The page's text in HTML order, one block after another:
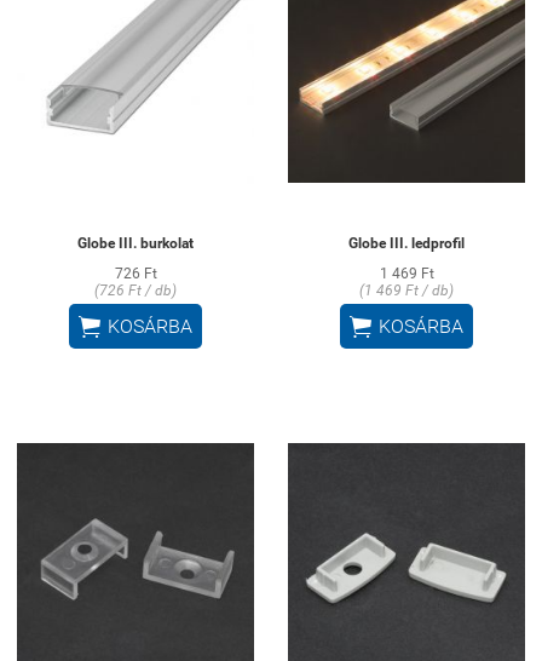
Globe III. burkolat
726 Ft
(726 Ft / db)
 KOSÁRBA
Globe III. ledprofil
1 469 Ft
(1 469 Ft / db)
 KOSÁRBA